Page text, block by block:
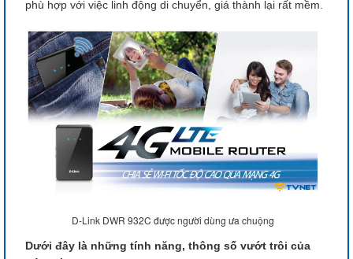
phù hợp với việc linh động di chuyển, giá thành lại rất mềm.
D-Link DWR 932C được người dùng ưa chuộng
Dưới đây là những tính năng, thông số vướt trôi của